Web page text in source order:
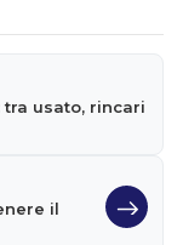
usato, rincari
il